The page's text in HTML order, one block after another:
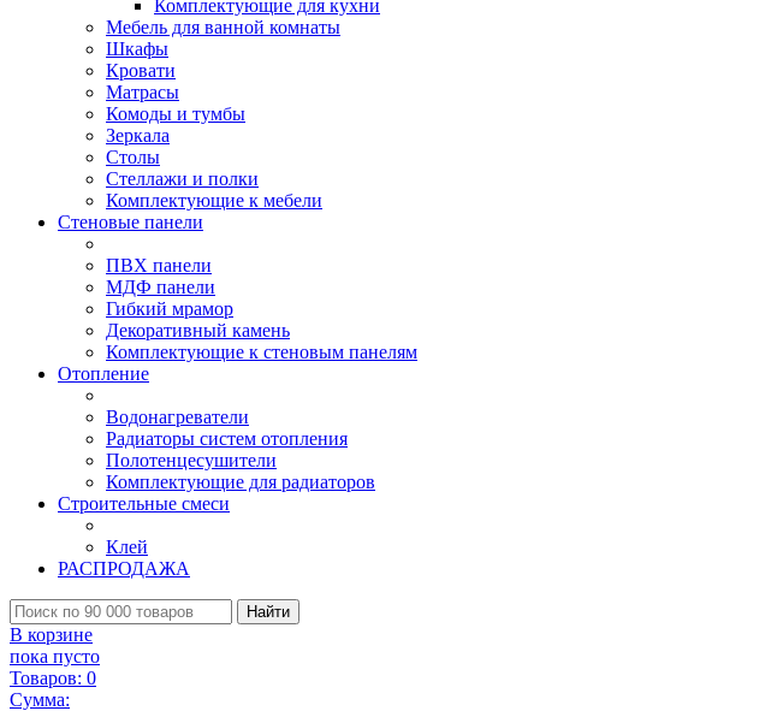
Комплектующие для кухни
Мебель для ванной комнаты
Шкафы
Кровати
Матрасы
Комоды и тумбы
Зеркала
Столы
Стеллажи и полки
Комплектующие к мебели
Стеновые панели
ПВХ панели
МДФ панели
Гибкий мрамор
Декоративный камень
Комплектующие к стеновым панелям
Отопление
Водонагреватели
Радиаторы систем отопления
Полотенцесушители
Комплектующие для радиаторов
Строительные смеси
Клей
РАСПРОДАЖА
Найти
В корзине
пока пусто
Товаров: 0
Сумма: